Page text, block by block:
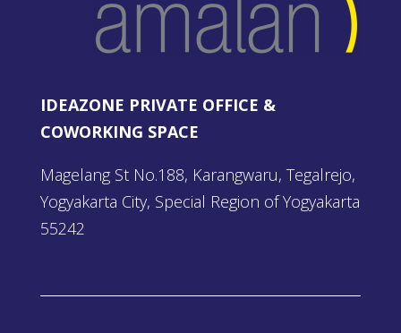
IDEAZONE PRIVATE OFFICE &
COWORKING SPACE
Magelang St No.188, Karangwaru, Tegalrejo,
Yogyakarta City, Special Region of Yogyakarta
55242